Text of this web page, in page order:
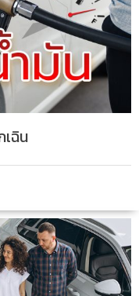
ฉิน